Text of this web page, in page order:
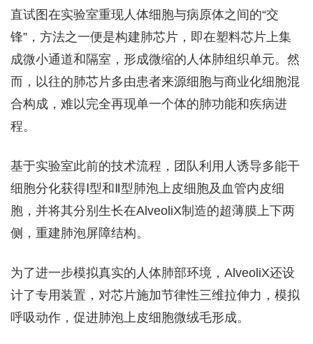
直试图在实验室重现人体细胞与病原体之间的“交
锋”，方法之一便是构建肺芯片，即在塑料芯片上集
成微小通道和隔室，形成微缩的人体肺组织单元。然
而，以往的肺芯片多由患者来源细胞与商业化细胞混
合构成，难以完全再现单一个体的肺功能和疾病进
程。
基于实验室此前的技术流程，团队利用人诱导多能干
细胞分化获得Ⅰ型和Ⅱ型肺泡上皮细胞及血管内皮细
胞，并将其分别生长在AlveoliX制造的超薄膜上下两
侧，重建肺泡屏障结构。
为了进一步模拟真实的人体肺部环境，AlveoliX还设
计了专用装置，对芯片施加节律性三维拉伸力，模拟
呼吸动作，促进肺泡上皮细胞微绒毛形成。